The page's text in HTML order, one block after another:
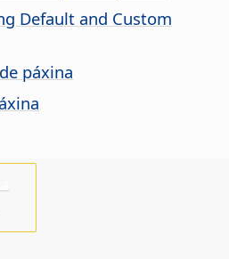
Default and Custom
páxina